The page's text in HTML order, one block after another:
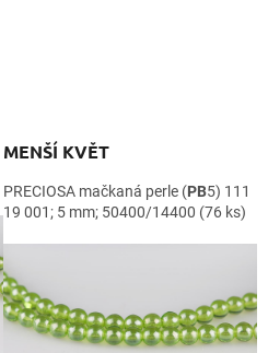
MENŠÍ KVĚT
PRECIOSA mačkaná perle (PB5) 111
19 001; 5 mm; 50400/14400 (76 ks)